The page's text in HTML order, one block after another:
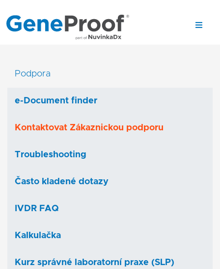
Podpora
e-Document finder
Kontaktovat Zákaznickou podporu
Troubleshooting
Často kladené dotazy
IVDR FAQ
Kalkulačka
Kurz správné laboratorní praxe (SLP)